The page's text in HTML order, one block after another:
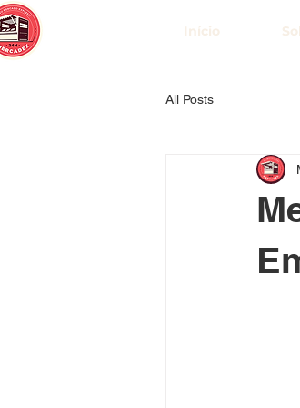
Início
All Posts